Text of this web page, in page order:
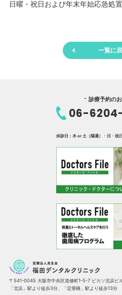
日曜・祝日および年末年始応急処
一覧に
〒541-0045 大阪市中央区道修町1-5-7 ピカソ北浜ビ
「北浜」駅より徒歩3分、「淀屋橋」駅より徒歩13分
診療予約の
06-
休診日：木 or 土（隔週）・日・